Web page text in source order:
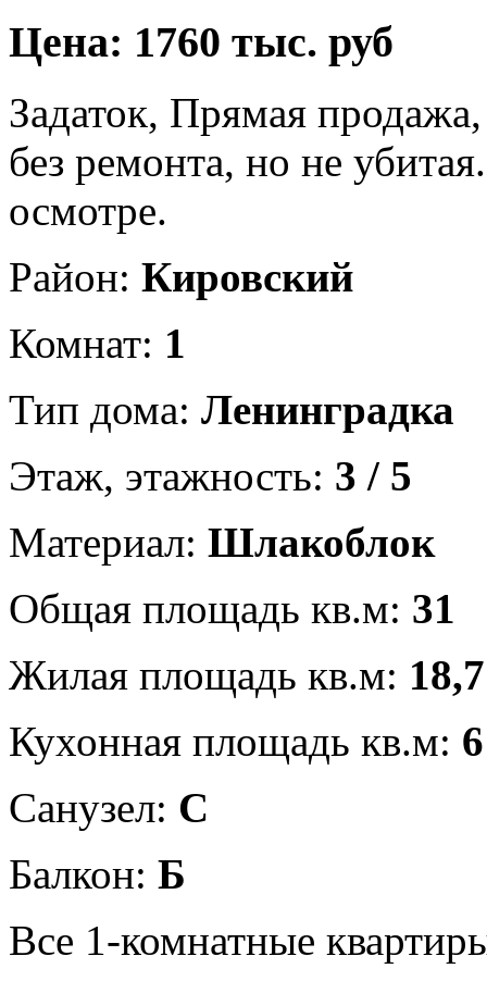
Цена: 1760 тыс. руб
Задаток, Прямая
без ремонта, но не
осмотре.
Район: Кировский
Комнат: 1
Тип дома: Ленинградка
Этаж, этажность: 3 / 5
Материал: Шлакоблок
Общая площадь кв.м: 31
Жилая площадь кв.м: 18,7
Кухонная площадь кв.м: 6
Санузел: С
Балкон: Б
Все 1-комнатные